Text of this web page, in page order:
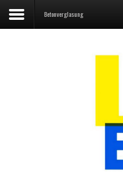
Betonverglasung